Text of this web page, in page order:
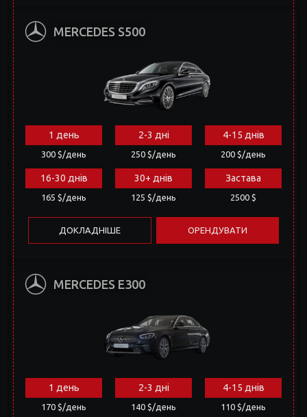
300 $/день 250 $/день 200 $/день
16-30 днів
165 $/день
30+ днів
125 $/день
Застава
2500 $
ДОКЛАДНІШЕ ОРЕНДУВАТИ
170 $/день
2-3 дні
140 $/день 110 $/день
16-30 днів 30+ днів Застава